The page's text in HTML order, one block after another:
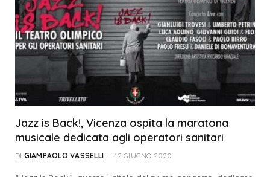
Jazz is Back!, Vicenza ospita la maratona
musicale dedicata agli operatori sanitari
DI GIAMPAOLO VASSELLI 12 GIUGNO 2020